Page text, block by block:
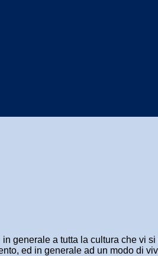
generale a tutta la cultura che vi
ed in generale ad un modo di